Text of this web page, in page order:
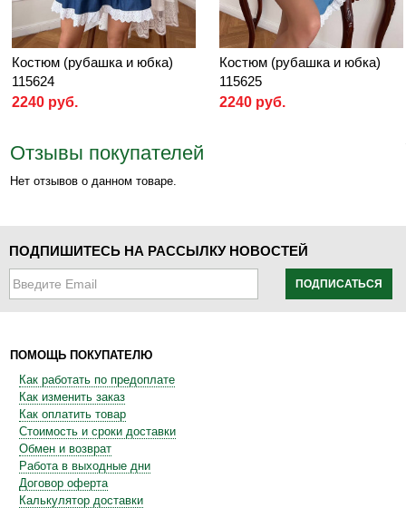
Костюм (рубашка и юбка)
115624
2240 руб.
Костюм (рубашка и юбка)
115625
2240 руб.
Отзывы покупателей
Нет отзывов о данном товаре.
ПОДПИШИТЕСЬ НА РАССЫЛКУ НОВОСТЕЙ
ПОДПИСАТЬСЯ
ПОМОЩЬ ПОКУПАТЕЛЮ
Как работать по предоплате
Как изменить заказ
Как оплатить товар
Стоимость и сроки доставки
Обмен и возврат
Работа в выходные дни
Договор оферта
Калькулятор доставки